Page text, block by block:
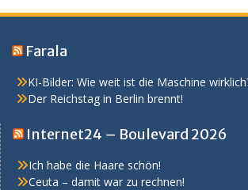
Farala
KI-Bilder: Wie weit ist die Maschine
Der Reichstag in Berlin brennt!
Internet24 – Boulevard 2026
Ich habe die Haare schön!
Ceuta – damit war zu rechnen!